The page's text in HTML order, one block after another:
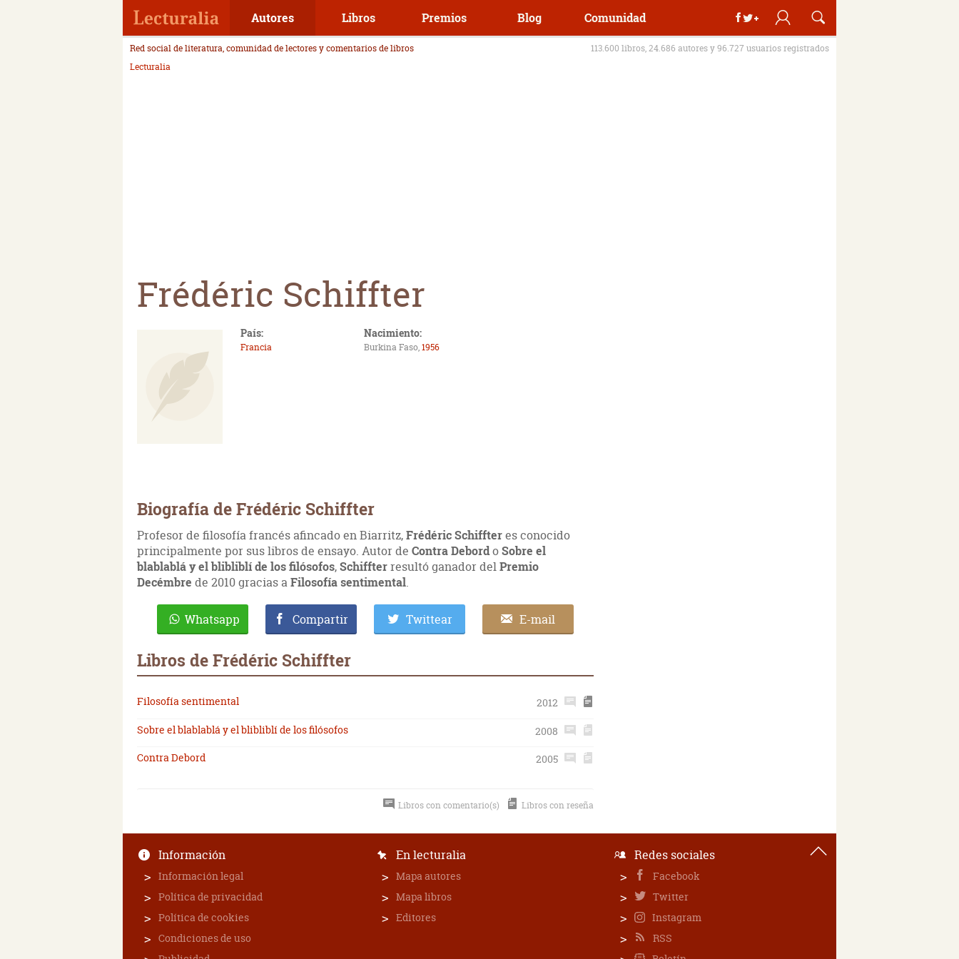
Autores Libros Premios Blog Comunidad
Red social de literatura, comunidad de lectores y comentarios de libros
113.600 libros, 24.686 autores y 96.727 usuarios registrados
Lecturalia
Frédéric Schiffter
País:
Francia
Nacimiento:
Burkina Faso,1956
Biografía de Frédéric Schiffter
Profesor de filosofía francés afincado en Biarritz,Frédéric Schiffteres conocido
principalmente por sus libros de ensayo. Autor de Contra DebordoSobre el
blablablá y el blibliblí de los filósofos,Schiffterresultó ganador delPremio
Decémbre de 2010 gracias aFilosofía sentimental.
Whatsapp Compartir Twittear E-mail
Libros de Frédéric Schiffter
Filosofía sentimental
2012
Sobre el blablablá y el blibliblí de los filósofos
2008
Contra Debord
2005
Libros con comentario(s) Libros con reseña
Información
Información legal
Política de privacidad
Política de cookies
Condiciones de uso
En lecturalia
Mapa autores
Mapa libros
Editores
Redes sociales
Facebook
Twitter
Instagram
RSS